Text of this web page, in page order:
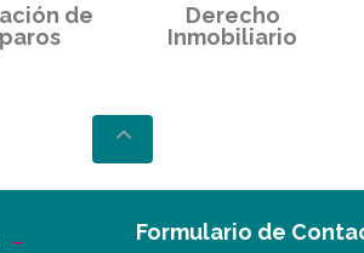
de
Derecho
Inmobiliario
Formulario de